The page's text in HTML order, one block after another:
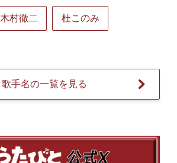
木村徹二 杜このみ
歌手名の一覧を見る